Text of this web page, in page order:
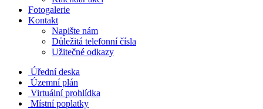
Fotogalerie
Kontakt
Napište nám
Důležitá telefonní čísla
Užitečné odkazy
Úřední deska
Územní plán
Virtuální prohlídka
Místní poplatky